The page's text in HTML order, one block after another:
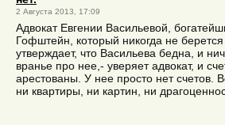
2 Августа 2013, 17:09
Адвокат Евгении Васильевой,
Гофштейн, который никогда не
утверждает, что Васильева бедна, и
вранье про нее,- уверяет адвокат, и
арестованы. У нее просто нет счетов.
ни квартиры, ни картин, ни